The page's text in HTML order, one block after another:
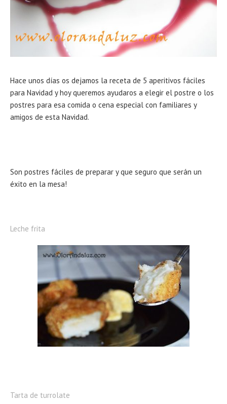
Hace unos días os dejamos la receta de 5 aperitivos fáciles
para Navidad y hoy queremos ayudaros a elegir el postre o los
postres para esa comida o cena especial con familiares y
amigos de esta Navidad.
Son postres fáciles de preparar y que seguro que serán un
éxito en la mesa!
Leche frita
Tarta de turrolate